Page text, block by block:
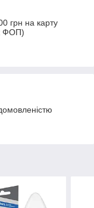
грн на карту
ФОП)